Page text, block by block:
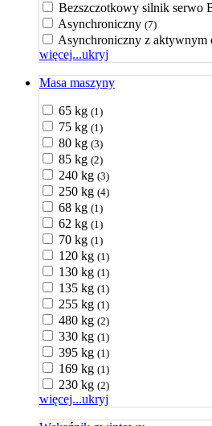
Bezszczotkowy silnik serwo
Asynchroniczny (7)
Asynchroniczny z aktywnym
więcej...ukryj
Masa maszyny
65 kg (1)
75 kg (1)
80 kg (3)
85 kg (2)
240 kg (3)
250 kg (4)
68 kg (1)
62 kg (1)
70 kg (1)
120 kg (1)
130 kg (1)
135 kg (1)
255 kg (1)
480 kg (2)
330 kg (1)
395 kg (1)
169 kg (1)
230 kg (2)
więcej...ukryj